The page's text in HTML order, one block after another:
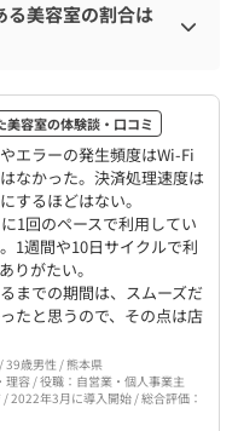
美容室の割合は
容室の体験談・口コミ
エラーの発生頻度はWi-Fi
なかった。決済処理速度は
するほどはない。
1回のペースで利用してい
1週間や10日サイクルで利
りがたい。
までの期間は、スムーズだ
たと思うので、その点は店
39歳男性 / 熊本県
容 / 役職：自営業・個人事業主
2022年3月に導入開始 / 総合評価：